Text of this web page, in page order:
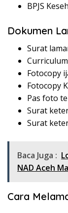
BPJS
Dokumen
Surat
Fotocopy
Fotocopy
Pas foto
Surat
Surat
Baca Juga :
NAD Aceh
Cara